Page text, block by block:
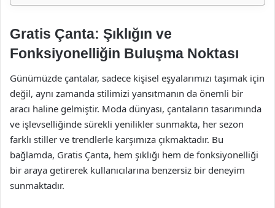
Gratis Çanta: Şıklığın ve
Fonksiyonelliğin Buluşma Noktası
Günümüzde çantalar, sadece kişisel eşyalarımızı taşımak için
değil, aynı zamanda stilimizi yansıtmanın da önemli bir
aracı haline gelmiştir. Moda dünyası, çantaların tasarımında
ve işlevselliğinde sürekli yenilikler sunmakta, her sezon
farklı stiller ve trendlerle karşımıza çıkmaktadır. Bu
bağlamda, Gratis Çanta, hem şıklığı hem de fonksiyonelliği
bir araya getirerek kullanıcılarına benzersiz bir deneyim
sunmaktadır.